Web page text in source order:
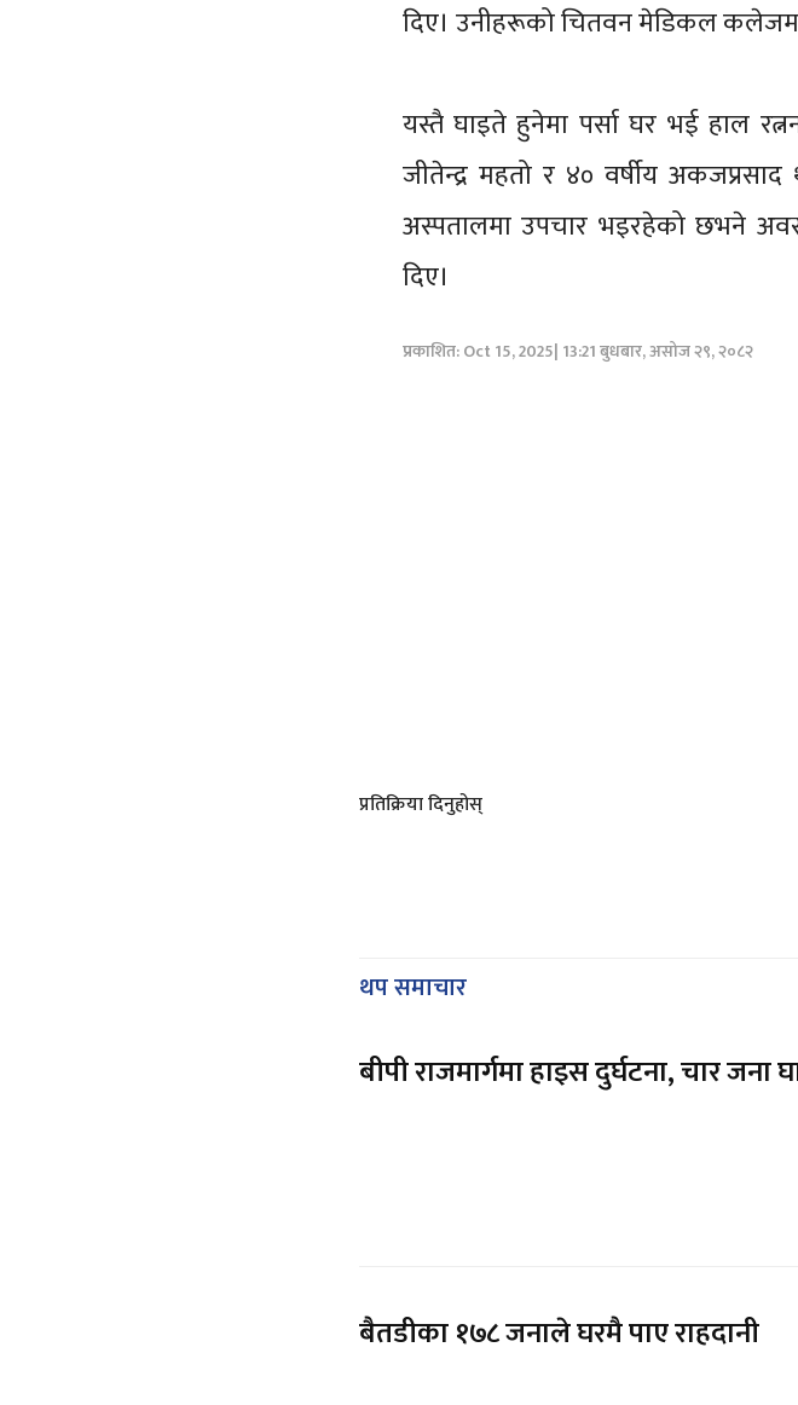
दिए। उनीहरूको चितवन मेडिकल कलेजमा
यस्तै घाइते हुनेमा पर्सा घर भई हाल
जीतेन्द्र महतो र ४० वर्षीय
अस्पतालमा उपचार भइरहेको छभने
दिए।
प्रकाशित: Oct 15, 2025| 13:21 बुधबार, असोज २९, २०८२
प्रतिक्रिया दिनुहोस्
थप समाचार
बीपी राजमार्गमा हाइस दुर्घटना, चार जना
बैतडीका १७८ जनाले घरमै पाए राहदानी